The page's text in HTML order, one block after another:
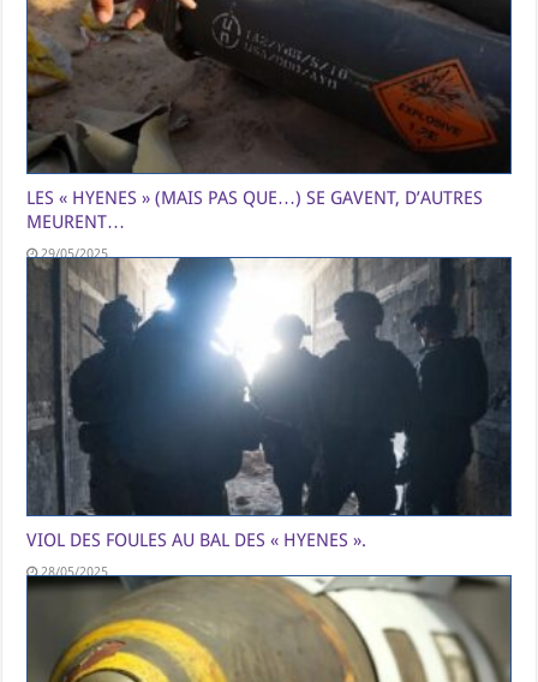
LES « HYENES » (MAIS PAS QUE…) SE GAVENT, D’AUTRES
MEURENT…
29/05/2025
VIOL DES FOULES AU BAL DES « HYENES ».
28/05/2025